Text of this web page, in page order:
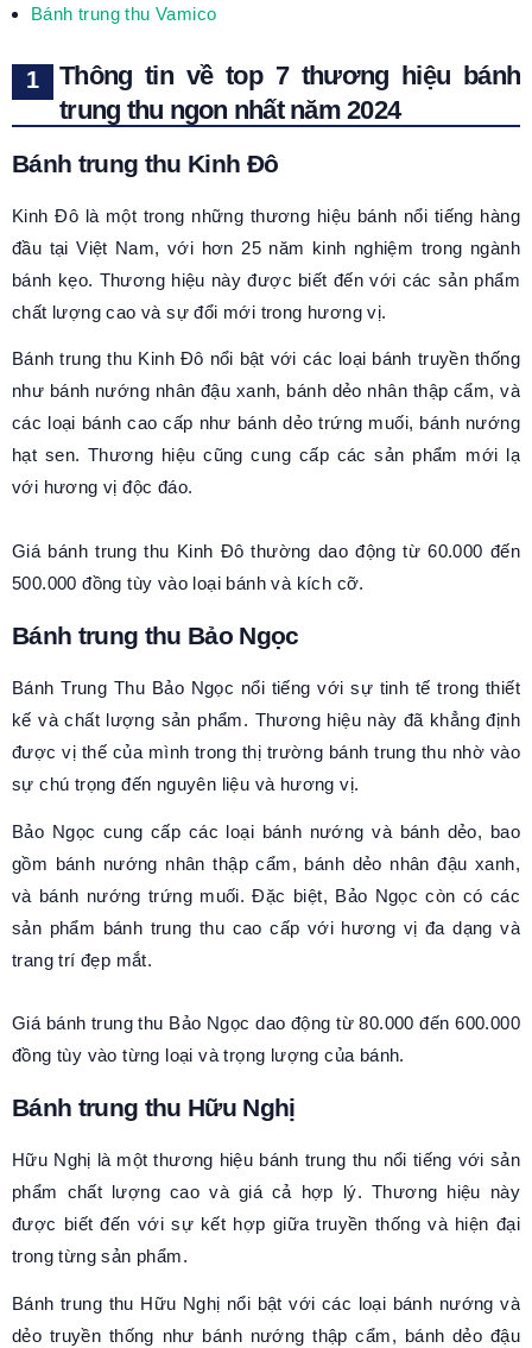
Bánh trung thu Vamico
Thông tin về top 7 thương hiệu bánh
trung thu ngon nhất năm 2024
Bánh trung thu Kinh Đô
Kinh Đô là một trong những thương hiệu bánh nổi tiếng hàng
đầu tại Việt Nam, với hơn 25 năm kinh nghiệm trong ngành
bánh kẹo. Thương hiệu này được biết đến với các sản phẩm
chất lượng cao và sự đổi mới trong hương vị.
Bánh trung thu Kinh Đô nổi bật với các loại bánh truyền thống
như bánh nướng nhân đậu xanh, bánh dẻo nhân thập cẩm, và
các loại bánh cao cấp như bánh dẻo trứng muối, bánh nướng
hạt sen. Thương hiệu cũng cung cấp các sản phẩm mới lạ
với hương vị độc đáo.
Giá bánh trung thu Kinh Đô thường dao động từ 60.000 đến
500.000 đồng tùy vào loại bánh và kích cỡ.
Bánh trung thu Bảo Ngọc
Bánh Trung Thu Bảo Ngọc nổi tiếng với sự tinh tế trong thiết
kế và chất lượng sản phẩm. Thương hiệu này đã khẳng định
được vị thế của mình trong thị trường bánh trung thu nhờ vào
sự chú trọng đến nguyên liệu và hương vị.
Bảo Ngọc cung cấp các loại bánh nướng và bánh dẻo, bao
gồm bánh nướng nhân thập cẩm, bánh dẻo nhân đậu xanh,
và bánh nướng trứng muối. Đặc biệt, Bảo Ngọc còn có các
sản phẩm bánh trung thu cao cấp với hương vị đa dạng và
trang trí đẹp mắt.
Giá bánh trung thu Bảo Ngọc dao động từ 80.000 đến 600.000
đồng tùy vào từng loại và trọng lượng của bánh.
Bánh trung thu Hữu Nghị
Hữu Nghị là một thương hiệu bánh trung thu nổi tiếng với sản
phẩm chất lượng cao và giá cả hợp lý. Thương hiệu này
được biết đến với sự kết hợp giữa truyền thống và hiện đại
trong từng sản phẩm.
Bánh trung thu Hữu Nghị nổi bật với các loại bánh nướng và
dẻo truyền thống như bánh nướng thập cẩm, bánh dẻo đậu